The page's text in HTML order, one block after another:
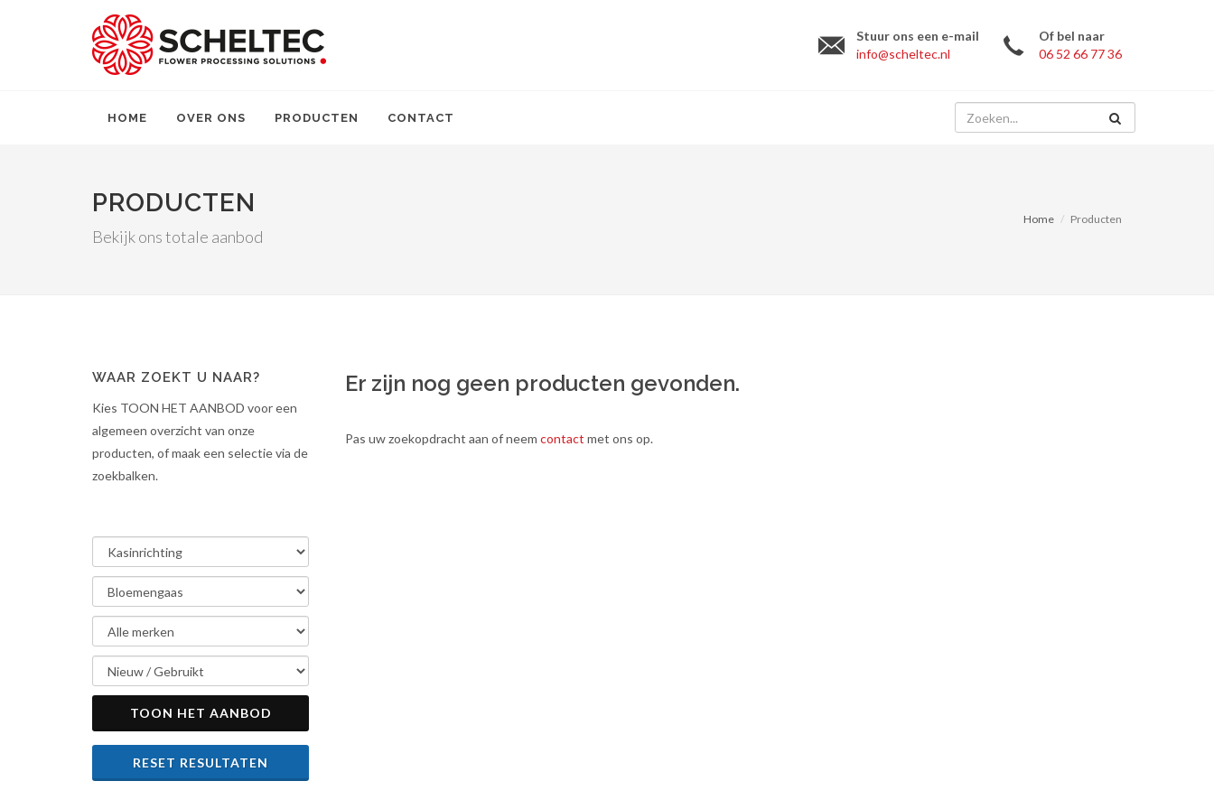
Stuur ons een e-mail
info@scheltec.nl
Of bel naar
06 52 66 77 36
HOME OVER ONS PRODUCTEN CONTACT
PRODUCTEN
Bekijk ons totale aanbod
Home Producten
Er zijn nog geen producten gevonden.
Pas uw zoekopdracht aan of neem contact met ons op.
WAAR ZOEKT U NAAR?
Kies TOON HET AANBOD voor een
algemeen overzicht van onze
producten, of maak een selectie via de
zoekbalken.
TOON HET AANBOD
RESET RESULTATEN